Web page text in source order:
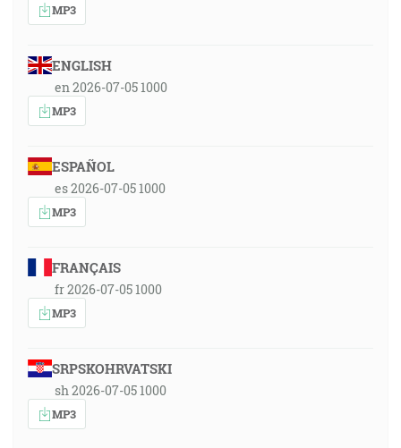
MP3
ENGLISH
en 2026-07-05 1000
MP3
ESPAÑOL
es 2026-07-05 1000
MP3
FRANÇAIS
fr 2026-07-05 1000
MP3
SRPSKOHRVATSKI
sh 2026-07-05 1000
MP3